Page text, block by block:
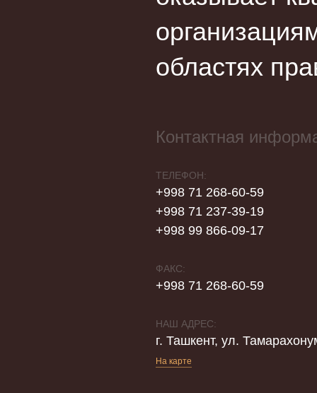
областях
Контактная
ТЕЛЕФОН:
+998 71 268-60-59
+998 71 237-39-19
+998 99 866-09-17
ФАКС:
+998 71 268-60-59
НАШ АДРЕС:
г. Ташкент, ул.
На карте